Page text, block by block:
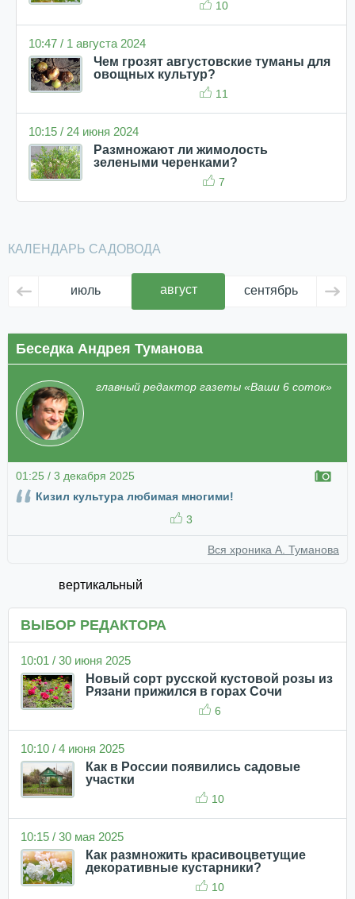
10
10:47 / 1 августа 2024
Чем грозят августовские туманы для
овощных культур?
11
10:15 / 24 июня 2024
Размножают ли жимолость
зелеными черенками?
7
КАЛЕНДАРЬ САДОВОДА
июль август сентябрь
Беседка Андрея Туманова
главный редактор газеты «Ваши 6 соток»
01:25 / 3 декабря 2025
Кизил культура любимая многими!
3
Вся хроника А. Туманова
вертикальный
ВЫБОР РЕДАКТОРА
10:01 / 30 июня 2025
Новый сорт русской кустовой розы из
Рязани прижился в горах Сочи
6
10:10 / 4 июня 2025
Как в России появились садовые
участки
10
10:15 / 30 мая 2025
Как размножить красивоцветущие
декоративные кустарники?
10